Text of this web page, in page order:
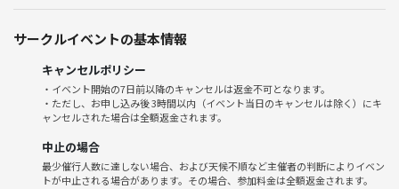
参加楽器一覧に関しましては、公開できないことになりました。
申し訳ございません！🙇
🎸 参加費用🥁
以下のチケットをご用意しております！😄
※イベント参加チケットには、スタジオ利用代が含まれています！
そのため、当日の追加のお支払いは不要です！（さらに追加でスタ
ジオにて楽器をレンタルされる場合を除きます）
サークルイベントの基本情報
キャンセルポリシー
・イベント開始の7日前以降のキャンセルは返金不可となります。
・ただし、お申し込み後 3時間以内（イベント当日のキャンセルは除く）にキ
ャンセルされた場合は全額返金されます。
中止の場合
最少催行人数に達しない場合、および天候不順など主催者の判断によりイベン
トが中止される場合があります。その場合、参加料金は全額返金されます。